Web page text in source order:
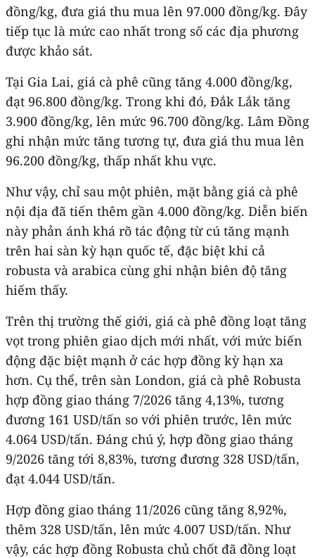
đồng/kg, đưa giá thu mua lên 97.000 đồng/kg. Đây
tiếp tục là mức cao nhất trong số các địa phương
được khảo sát.
Tại Gia Lai, giá cà phê cũng tăng 4.000 đồng/kg,
đạt 96.800 đồng/kg. Trong khi đó, Đắk Lắk tăng
3.900 đồng/kg, lên mức 96.700 đồng/kg. Lâm Đồng
ghi nhận mức tăng tương tự, đưa giá thu mua lên
96.200 đồng/kg, thấp nhất khu vực.
Như vậy, chỉ sau một phiên, mặt bằng giá cà phê
nội địa đã tiến thêm gần 4.000 đồng/kg. Diễn biến
này phản ánh khá rõ tác động từ cú tăng mạnh
trên hai sàn kỳ hạn quốc tế, đặc biệt khi cả
robusta và arabica cùng ghi nhận biên độ tăng
hiếm thấy.
Trên thị trường thế giới, giá cà phê đồng loạt tăng
vọt trong phiên giao dịch mới nhất, với mức biến
động đặc biệt mạnh ở các hợp đồng kỳ hạn xa
hơn. Cụ thể, trên sàn London, giá cà phê Robusta
hợp đồng giao tháng 7/2026 tăng 4,13%, tương
đương 161 USD/tấn so với phiên trước, lên mức
4.064 USD/tấn. Đáng chú ý, hợp đồng giao tháng
9/2026 tăng tới 8,83%, tương đương 328 USD/tấn,
đạt 4.044 USD/tấn.
Hợp đồng giao tháng 11/2026 cũng tăng 8,92%,
thêm 328 USD/tấn, lên mức 4.007 USD/tấn. Như
vậy, các hợp đồng Robusta chủ chốt đã đồng loạt